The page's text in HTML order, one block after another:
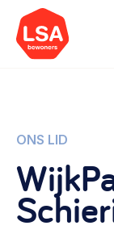
Onderwerpen
Starten van
Rechtsvormen,
Wat we doen
ONS LID